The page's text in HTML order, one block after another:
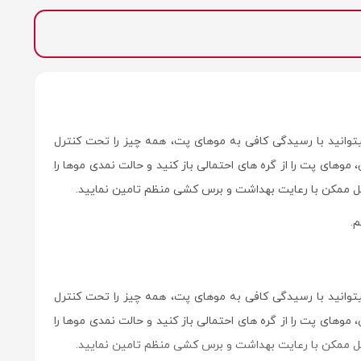
با رسیدگی کافی به موهای پت، همه چیز را تحت کنترل
پت را از گره های احتمالی باز کنید و حالت نمدی موها را
ممکن با رعایت بهداشت و برس کشی منظم تامین نمایید.
با رسیدگی کافی به موهای پت، همه چیز را تحت کنترل
پت را از گره های احتمالی باز کنید و حالت نمدی موها را
ممکن با رعایت بهداشت و برس کشی منظم تامین نمایید.